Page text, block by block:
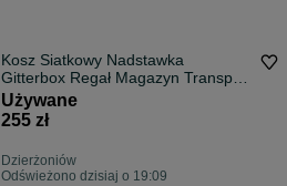
Kosz Siatkowy Nadstawka
Gitterbox Regał Magazyn Transport
Paleta Euro 120x80x110cm
Używane
255 zł
Dzierżoniów
Odświeżono dzisiaj o 19:09